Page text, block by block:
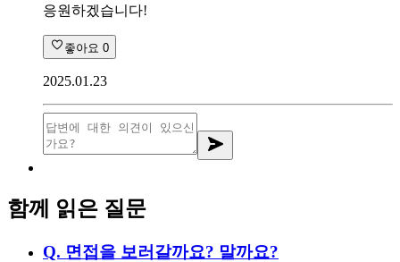
응원하겠습니다!
좋아요 0
2025.01.23
함께 읽은 질문
Q. 면접을 보러갈까요? 말까요?